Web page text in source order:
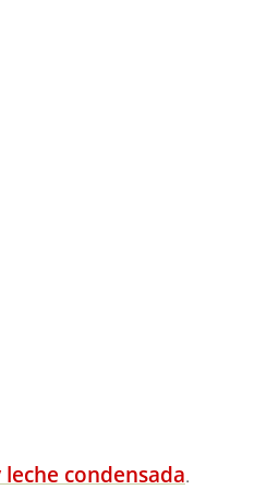
condensada.